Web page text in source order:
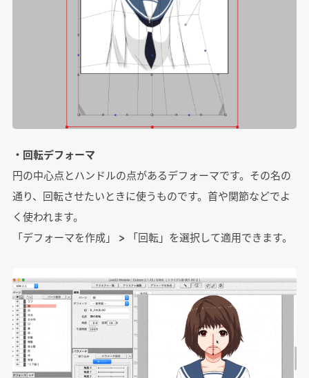
・回転デフォーマ
円の中心点とハンドルの点があるデフォーマです。その名の
通り、回転させたいときに使うものです。首や関節などでよ
く使われます。
「デフォーマを作成」 > 「回転」を選択して適用できます。